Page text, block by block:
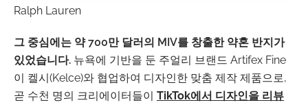
Ralph Lauren
그 중심에는 약 700만 달러의 MIV를 창출한 약혼 반지가
있었습니다. 뉴욕에 기반을 둔 주얼리 브랜드 Artifex Fine
이 켈시(Kelce)와 협업하여 디자인한 맞춤 제작 제품으로,
곧 수천 명의 크리에이터들이 TikTok에서 디자인을 리뷰